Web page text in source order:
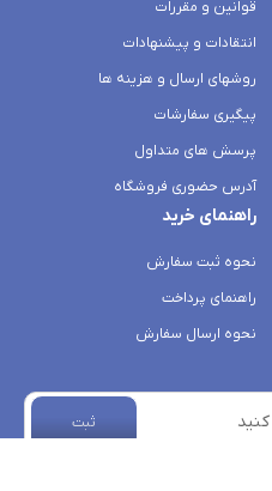
قوانین و مقررات
انتقادات و پیشنهادات
روشهای ارسال و هزینه ها
پیگیری سفارشات
پرسش های متداول
آدرس حضوری فروشگاه
راهنمای خرید
نحوه ثبت سفارش
راهنمای پرداخت
نحوه ارسال سفارش
ثبت